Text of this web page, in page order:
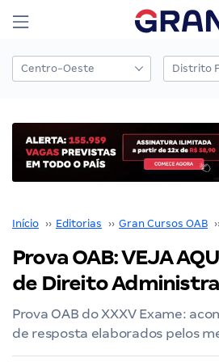
Início ›› Editorias ›› Gran Cursos OAB
Prova OAB: VEJA
de Direito
Prova OAB do XXXV Exame:
de resposta elaborados pelos